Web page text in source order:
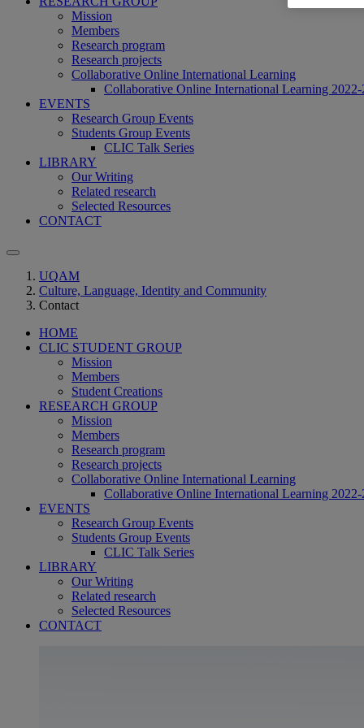
Mission
Members
Research program
Research projects
Collaborative Online International Learning
Collaborative Online International Learning 2022-
EVENTS
Research Group Events
Students Group Events
CLIC Talk Series
LIBRARY
Our Writing
Related research
Selected Resources
CONTACT
UQAM
Culture, Language, Identity and Community
Contact
HOME
CLIC STUDENT GROUP
Mission
Members
Student Creations
RESEARCH GROUP
Mission
Members
Research program
Research projects
Collaborative Online International Learning
Collaborative Online International Learning 2022-
EVENTS
Research Group Events
Students Group Events
CLIC Talk Series
LIBRARY
Our Writing
Related research
Selected Resources
CONTACT